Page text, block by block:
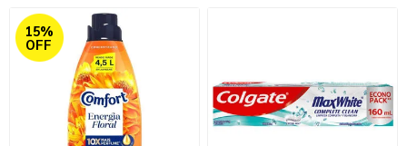
15%
OFF